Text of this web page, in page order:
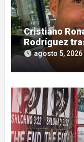
Cristiano
Rodríguez
agosto 5, 2026